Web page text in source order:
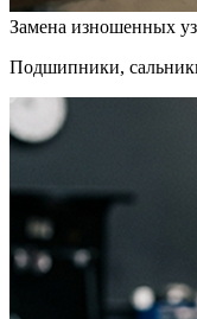
Замена изношенных
Подшипники,